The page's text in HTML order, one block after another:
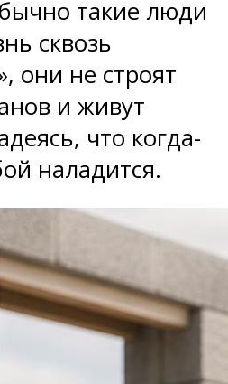
такие люди
сквозь
они не строят
и живут
что когда-
наладится.